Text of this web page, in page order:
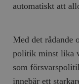
automatiskt att
Med det rådande
politik minst lika
som
innebär ett